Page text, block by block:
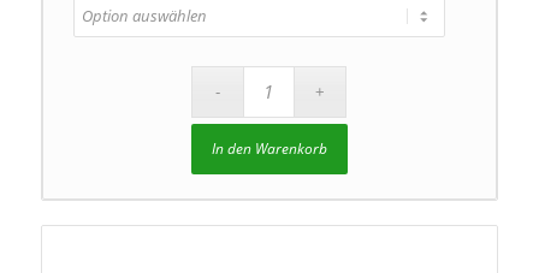
In den Warenkorb